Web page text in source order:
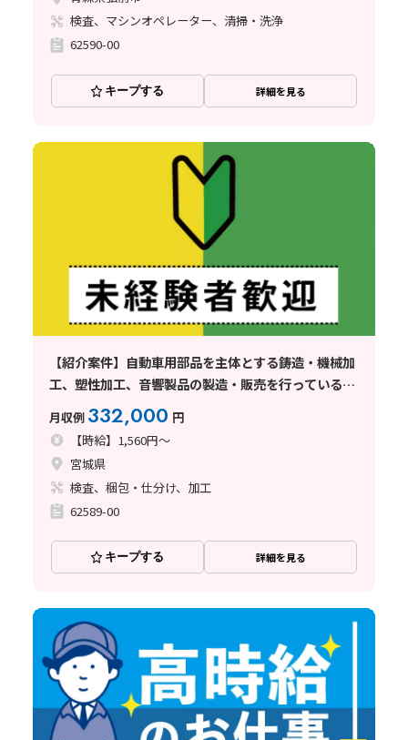
検査、マシンオペレーター、清掃・洗浄
62590-00
キープする 詳細を見る
【紹介案件】自動車用部品を主体とする鋳造・機械加
工、塑性加工、音響製品の製造・販売を行っている企
業でのお仕事
月収例 332,000 円
【時給】1,560円～
宮城県
検査、梱包・仕分け、加工
62589-00
キープする 詳細を見る